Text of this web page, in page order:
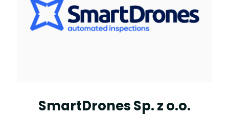
SmartDrones Sp. z o.o.